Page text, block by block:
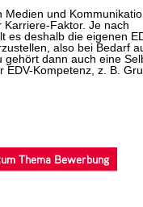
und
Karriere-Faktor. Je nach
es deshalb die eigenen
also bei Bedarf
gehört dann auch eine
EDV-Kompetenz, z. B.
Thema Bewerbung